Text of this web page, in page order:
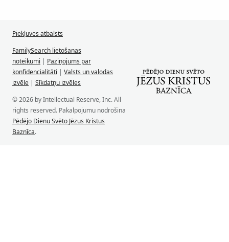
Piekļuves atbalsts
FamilySearch lietošanas
noteikumi | Paziņojums par
konfidencialitāti | Valsts un valodas
izvēle | Sīkdatņu izvēles
© 2026 by Intellectual Reserve, Inc. All
rights reserved. Pakalpojumu nodrošina
Pēdējo Dienu Svēto Jēzus Kristus
Baznīca.